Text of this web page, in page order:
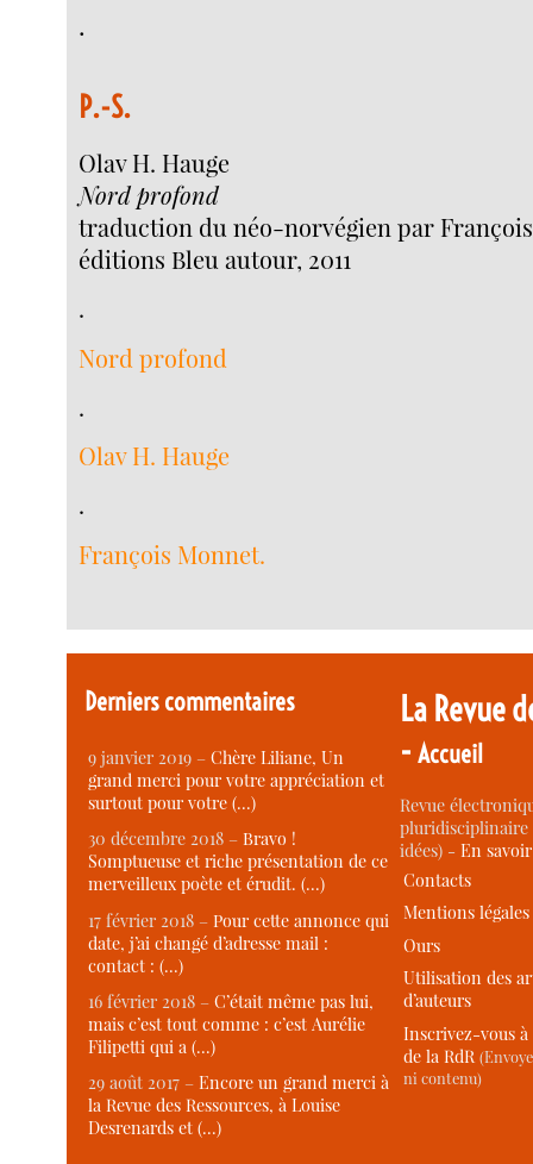
.
P.-S.
Olav H. Hauge
Nord profond
traduction du néo-norvégien par
éditions Bleu autour, 2011
.
Nord profond
.
Olav H. Hauge
.
François Monnet.
Derniers commentaires
9 janvier 2019 –Chère Liliane, Un
grand merci pour votre appréciation et
surtout pour votre (…)
30 décembre 2018 –Bravo !
Somptueuse et riche présentation de ce
merveilleux poète et érudit. (…)
17 février 2018 –Pour cette annonce qui
date, j’ai changé d’adresse mail :
contact : (…)
16 février 2018 –C’était même pas lui,
mais c’est tout comme : c’est Aurélie
Filipetti qui a (…)
29 août 2017 –Encore un grand merci à
la Revue des Ressources, à Louise
Desrenards et (…)
La Revue
-Accueil
Revue
idées) -En
Contacts
Mentions légales
Ours
Utilisation des
d’auteurs
Inscrivez-vous
de la RdR
ni contenu)